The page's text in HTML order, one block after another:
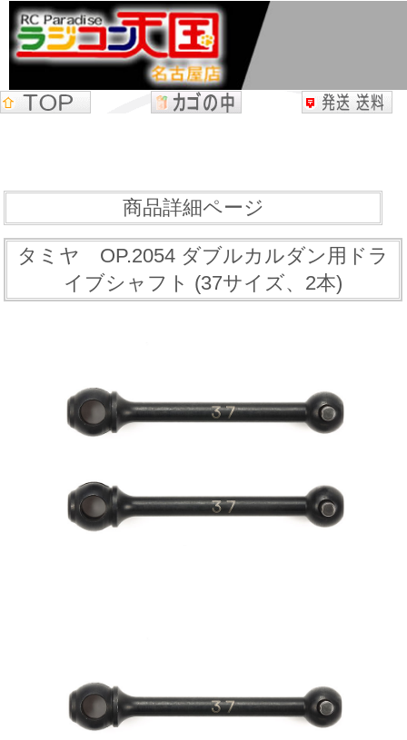
商品詳細ページ
タミヤ OP.2054 ダブルカルダン用ドラ
イブシャフト (37サイズ、2本)